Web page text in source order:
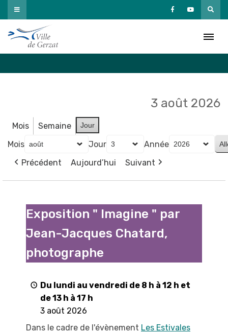
Passer
au
contenu
3 août 2026
Mois Semaine Jour
Mois Jour
Année
Précédent
Aujourd’hui Suivant
Imagine
Jean-
Chatard,
photographe
Exposition " Imagine " par
Jean-Jacques Chatard,
photographe
Du lundi au vendredi de 8 h à 12 h et
de 13 h à 17 h
3 août 2026
Dans le cadre de l'évènement Les Estivales